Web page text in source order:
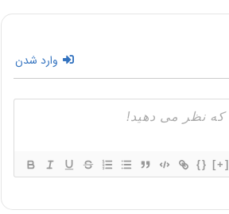
وارد شدن
{} [+]